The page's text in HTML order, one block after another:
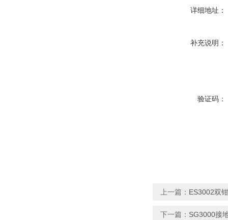
详细地址：
补充说明：
验证码：
上一篇： ES3002双
下一篇： SG3000接